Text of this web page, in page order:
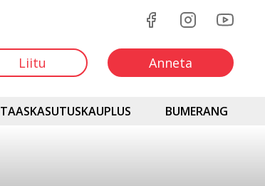
Liitu Anneta
TAASKASUTUSKAUPLUS BUMERANG